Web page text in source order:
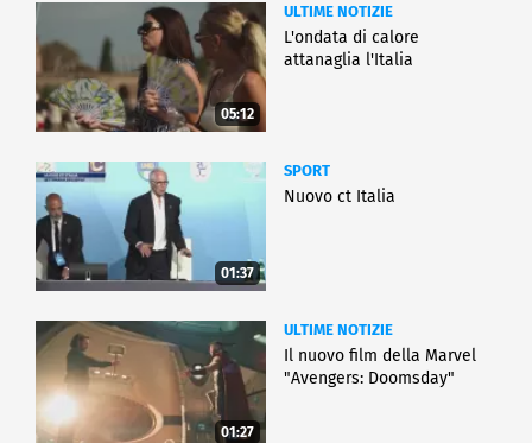
05:12
ULTIME NOTIZIE
L'ondata di calore
attanaglia l'Italia
01:37
SPORT
Nuovo ct Italia
01:27
ULTIME NOTIZIE
Il nuovo film della Marvel
"Avengers: Doomsday"